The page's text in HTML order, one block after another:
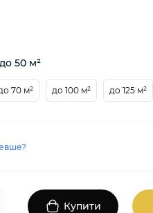
50 м²
70 м² до 100 м² до 125 м²
Купити